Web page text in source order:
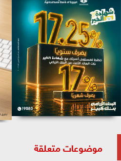
موضوعات متعلقة